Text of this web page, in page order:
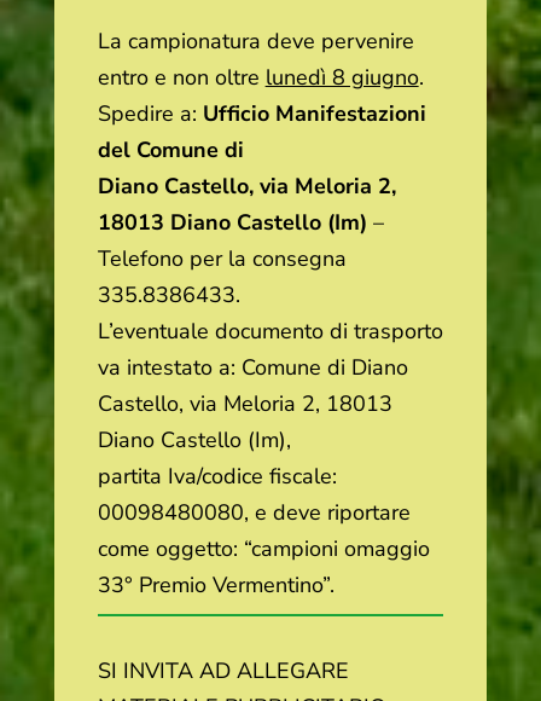
La campionatura deve pervenire
entro e non oltre lunedì 8 giugno.
Spedire a: Ufficio Manifestazioni
del Comune di
Diano Castello, via Meloria 2,
18013 Diano Castello (Im) –
Telefono per la consegna
335.8386433.
L’eventuale documento di trasporto
va intestato a: Comune di Diano
Castello, via Meloria 2, 18013
Diano Castello (Im),
partita Iva/codice fiscale:
00098480080, e deve riportare
come oggetto: “campioni omaggio
33° Premio Vermentino”.
SI INVITA AD ALLEGARE